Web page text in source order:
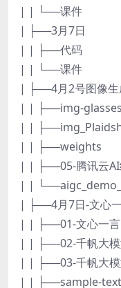
| | └──课件
| ├──3月7日
| | ├──代码
| | └──课件
| ├──4月2号图像生
| | ├──img-glasses
| |
| | ├──weights
| | ├──05-腾讯云
| |
| ├──4月7日-文心
| | ├──01-文心一言
| | ├──02-千帆大
| | ├──03-千帆大模
| | ├──sample-